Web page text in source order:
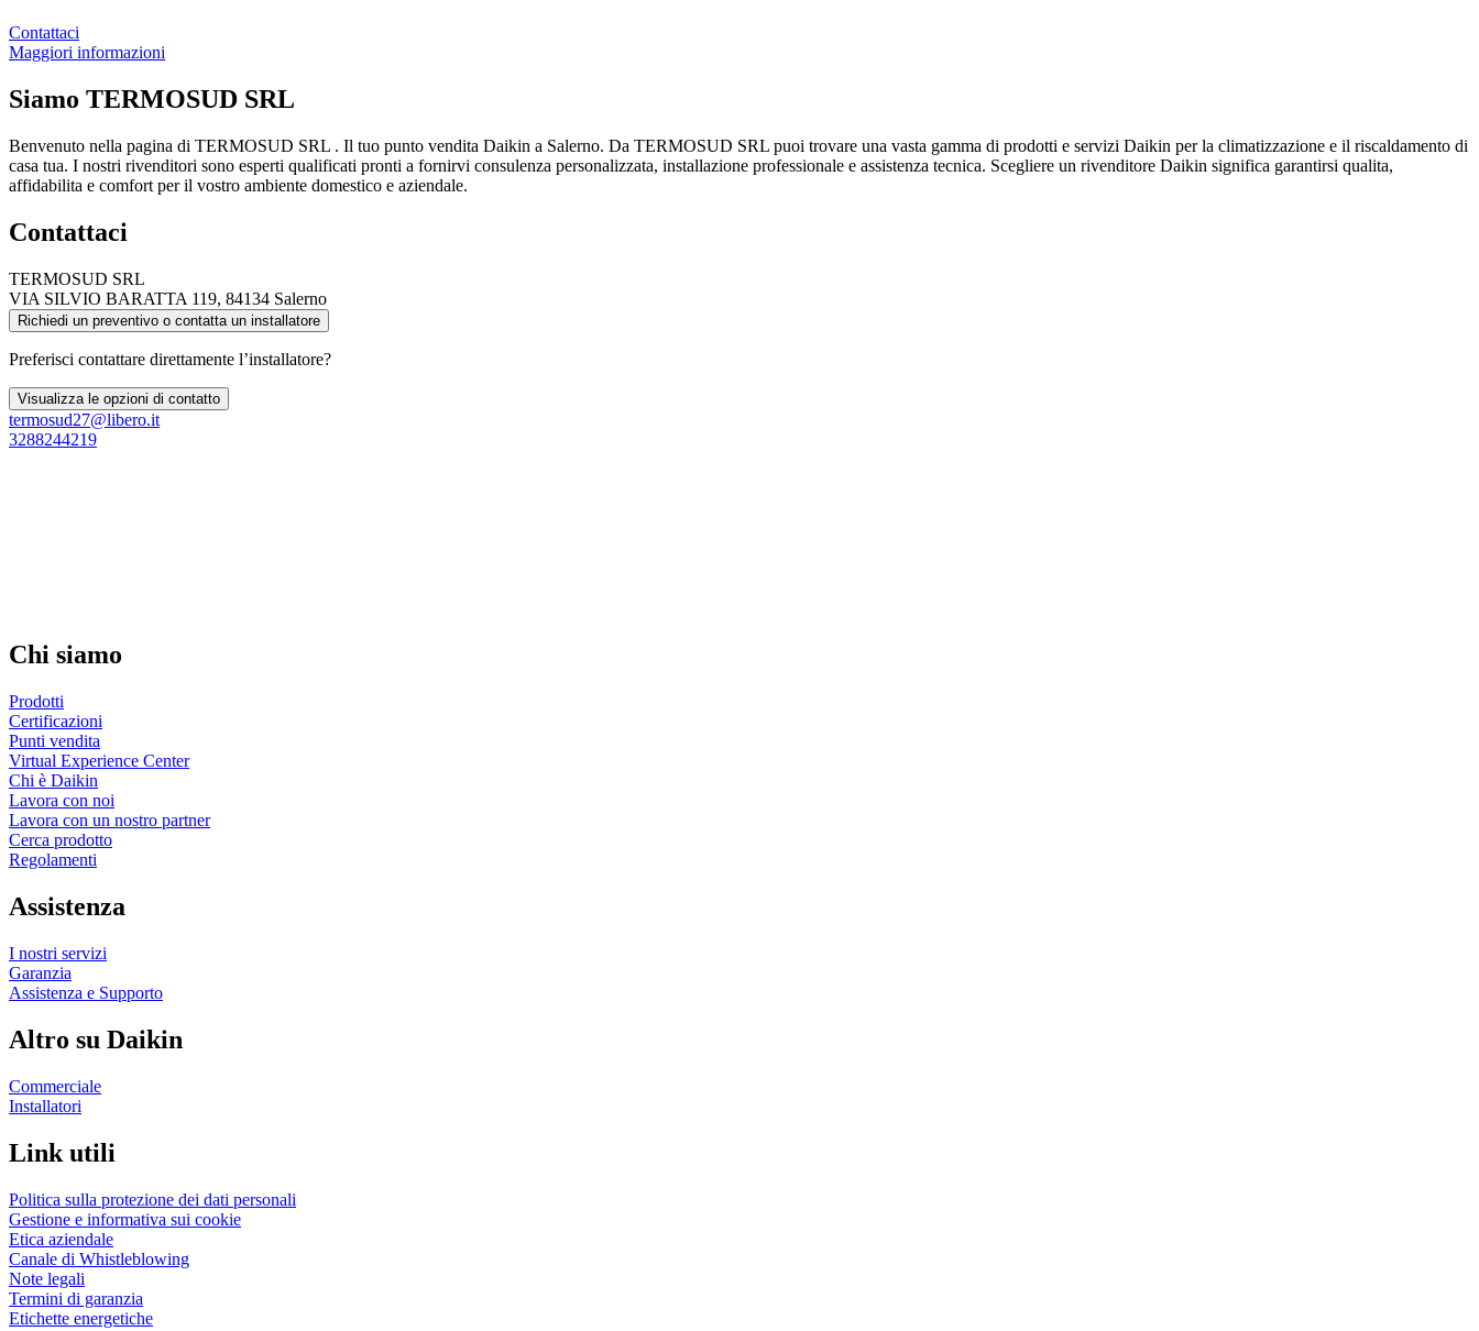
Contattaci
Maggiori informazioni
Siamo TERMOSUD SRL
Benvenuto nella pagina di TERMOSUD SRL . Il tuo punto vendita Daikin a Salerno. Da TERMOSUD SRL puoi trovare una vasta gamma di prodotti e servizi Daikin per la climatizzazione e il riscaldamento di
casa tua. I nostri rivenditori sono esperti qualificati pronti a fornirvi consulenza personalizzata, installazione professionale e assistenza tecnica. Scegliere un rivenditore Daikin significa garantirsi qualita,
affidabilita e comfort per il vostro ambiente domestico e aziendale.
Contattaci
TERMOSUD SRL
VIA SILVIO BARATTA 119, 84134 Salerno
Richiedi un preventivo o contatta un installatore
Preferisci contattare direttamente l’installatore?
Visualizza le opzioni di contatto
termosud27@libero.it
3288244219
Chi siamo
Prodotti
Certificazioni
Punti vendita
Virtual Experience Center
Chi è Daikin
Lavora con noi
Lavora con un nostro partner
Cerca prodotto
Regolamenti
Assistenza
I nostri servizi
Garanzia
Assistenza e Supporto
Altro su Daikin
Commerciale
Installatori
Link utili
Politica sulla protezione dei dati personali
Gestione e informativa sui cookie
Etica aziendale
Canale di Whistleblowing
Note legali
Termini di garanzia
Etichette energetiche